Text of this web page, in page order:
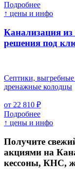
Подробнее
↑ цены и инфо
Канализация из
решения под
Септики,
дренажные колодцы
от 22 810 ₽
Подробнее
↑ цены и инфо
Получите
акциями на
кессоны, КНС,